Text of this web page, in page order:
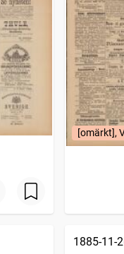
Morgonstjernan, Kristlig och politisk tidning
Dalaposten, Nyhets- och annonsblad för Dalarne
1
[omärkt],
1885-11-